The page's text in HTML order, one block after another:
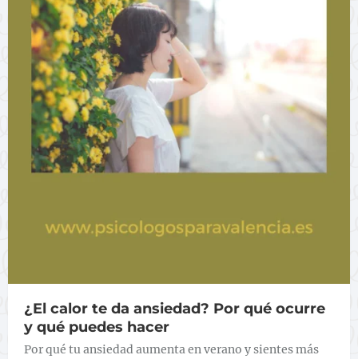
¿El calor te da ansiedad? Por qué ocurre
y qué puedes hacer
Por qué tu ansiedad aumenta en verano y sientes más